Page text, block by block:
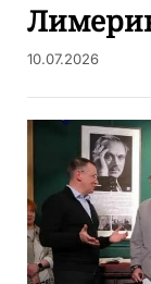
10.07.2026